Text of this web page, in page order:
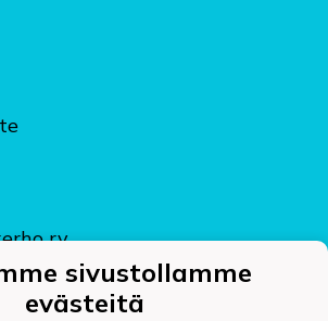
ry
PL 124, 87400 KAJAANI
sivustollamme
evästeitä